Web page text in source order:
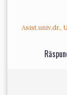
Asist.univ.dr.,